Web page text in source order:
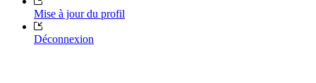
Mise à jour du profil
Déconnexion